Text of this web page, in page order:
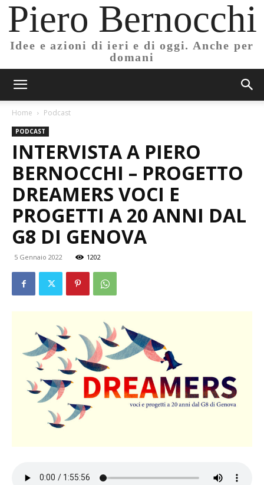
Piero Bernocchi
Idee e azioni di ieri e di oggi. Anche per
domani
Home Podcast
PODCAST
INTERVISTA A PIERO
BERNOCCHI – PROGETTO
DREAMERS VOCI E
PROGETTI A 20 ANNI DAL
G8 DI GENOVA
5 Gennaio 2022 1202